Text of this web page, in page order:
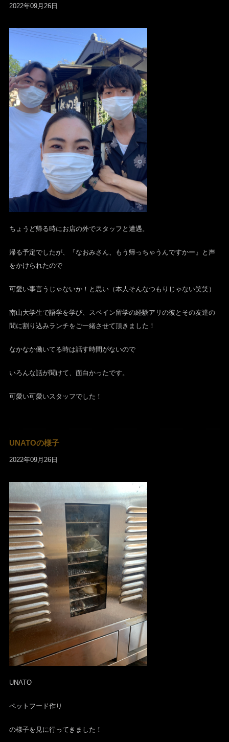
2022年09月26日
ちょうど帰る時にお店の外でスタッフと遭遇。
帰る予定でしたが、『なおみさん、もう帰っちゃうんですかー』と声
をかけられたので
可愛い事言うじゃないか！と思い（本人そんなつもりじゃない笑笑）
南山大学生で語学を学び、スペイン留学の経験アリの彼とその友達の
間に割り込みランチをご一緒させて頂きました！
なかなか働いてる時は話す時間がないので
いろんな話が聞けて、面白かったです。
可愛い可愛いスタッフでした！
UNATOの様子
2022年09月26日
UNATO
ペットフード作り
の様子を見に行ってきました！